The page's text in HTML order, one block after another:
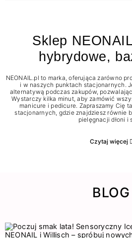
Sklep
hybrydowe,
NEONAIL.pl to marka, oferująca zarówno
i w naszych punktach stacjonarnych.
alternatywą podczas zakupów,
Wystarczy kilka minut, aby zamówić
manicure i pedicure. Zapraszamy Cię
stacjonarnych, gdzie znajdziesz równie
pielęgnacji dłoni i
Czytaj więcej
BLOG